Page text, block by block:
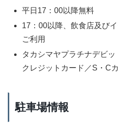
平日17：00以降無料
17：00以降、飲食店及び
ご利用
タカシマヤプラチナデビ
クレジットカード／S・C
駐車場情報